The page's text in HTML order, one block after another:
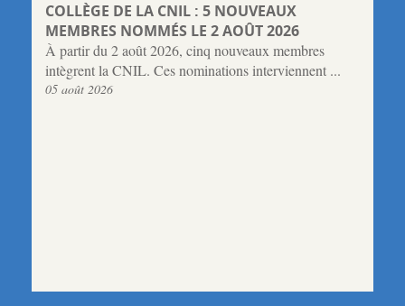
COLLÈGE DE LA CNIL : 5 NOUVEAUX
MEMBRES NOMMÉS LE 2 AOÛT 2026
À partir du 2 août 2026, cinq nouveaux membres
intègrent la CNIL. Ces nominations interviennent ...
05 août 2026